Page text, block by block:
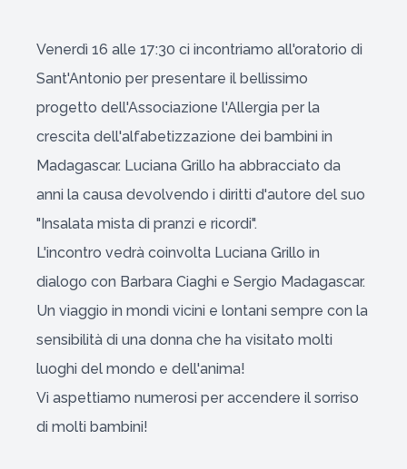
Venerdì 16 alle 17:30 ci incontriamo all'oratorio di
Sant'Antonio per presentare il bellissimo
progetto dell'Associazione l'Allergia per la
crescita dell'alfabetizzazione dei bambini in
Madagascar. Luciana Grillo ha abbracciato da
anni la causa devolvendo i diritti d'autore del suo
"Insalata mista di pranzi e ricordi".
L'incontro vedrà coinvolta Luciana Grillo in
dialogo con Barbara Ciaghi e Sergio Madagascar.
Un viaggio in mondi vicini e lontani sempre con la
sensibilità di una donna che ha visitato molti
luoghi del mondo e dell'anima!
Vi aspettiamo numerosi per accendere il sorriso
di molti bambini!